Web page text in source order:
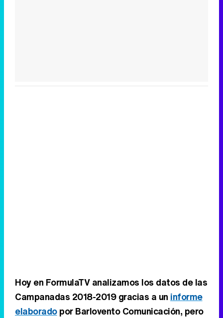
Hoy en FormulaTV analizamos los datos de las
Campanadas 2018-2019 gracias a un informe
elaboradopor Barlovento Comunicación, pero